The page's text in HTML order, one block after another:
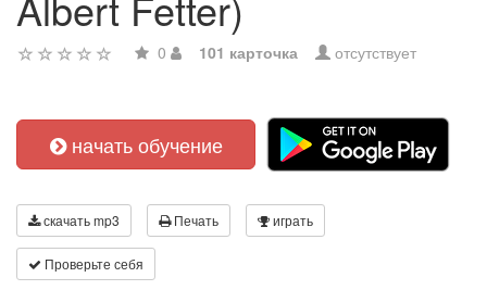
0 101 карточка отсутствует
начать обучение
скачать mp3 Печать играть
Проверьте себя